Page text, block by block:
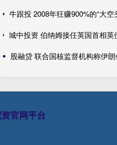
股融贷 联合国核监督机构称伊
官网平台